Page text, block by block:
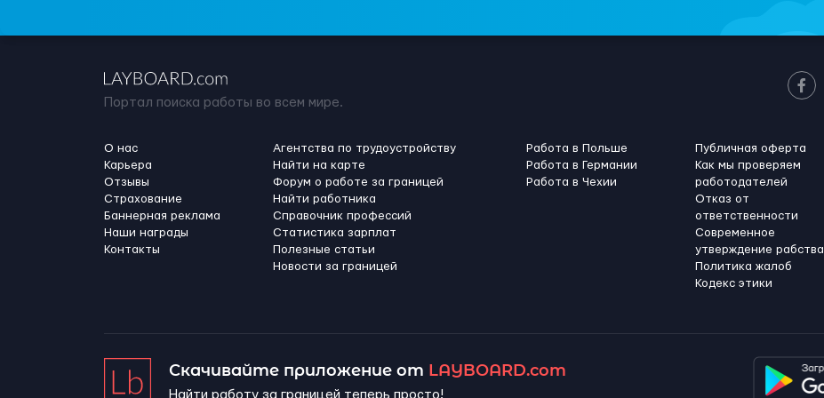
Портал поиска работы во всем мире.
О нас
Карьера
Отзывы
Страхование
Баннерная реклама
Наши награды
Контакты
Агентства по трудоустройству
Найти на карте
Форум о работе за границей
Найти работника
Справочник профессий
Статистика зарплат
Полезные статьи
Новости за границей
Работа в Польше
Работа в Германии
Работа в Чехии
Публичная оферта
Как мы проверяем
работодателей
Отказ от
ответственности
Современное
утверждение рабства
Политика жалоб
Кодекс этики
Скачивайте приложение от LAYBOARD.com
Найти работу за границей теперь просто!